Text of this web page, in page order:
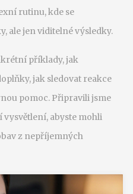
rutinu, kde se
ale jen viditelné výsledky.
příklady, jak
jak sledovat reakce
pomoc. Připravili jsme
abyste mohli
z nepříjemných